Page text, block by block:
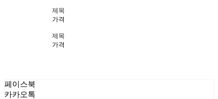
제목
가격
제목
가격
페이스북
카카오톡